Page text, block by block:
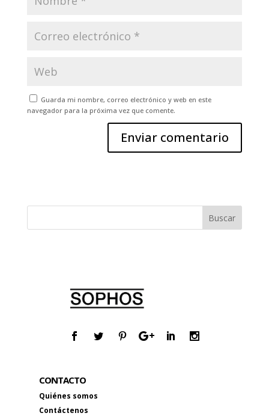
Guarda mi nombre, correo electrónico y web en este
navegador para la próxima vez que comente.
CONTACTO
Quiénes somos
Contáctenos